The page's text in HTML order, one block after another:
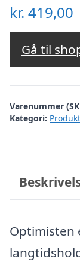
kr. 419,00
Gå til
Varenummer
Kategori:
Optimisten